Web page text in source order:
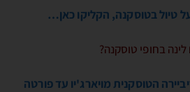
טיול בטוסקנה, הקליקו כאן…
בחופי טוסקנה?
הטוסקנית מויארג'יו עד פורטה